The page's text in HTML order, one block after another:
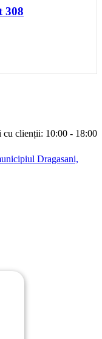
308
cu clienții: 10:00 - 18:00
Dragasani,